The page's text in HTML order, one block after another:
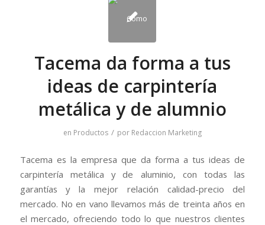
Tacema da forma a tus
ideas de carpintería
metálica y de alumnio
en Productos / por Redaccion Marketing
Tacema es la empresa que da forma a tus ideas de
carpintería metálica y de aluminio, con todas las
garantías y la mejor relación calidad-precio del
mercado. No en vano llevamos más de treinta años en
el mercado, ofreciendo todo lo que nuestros clientes